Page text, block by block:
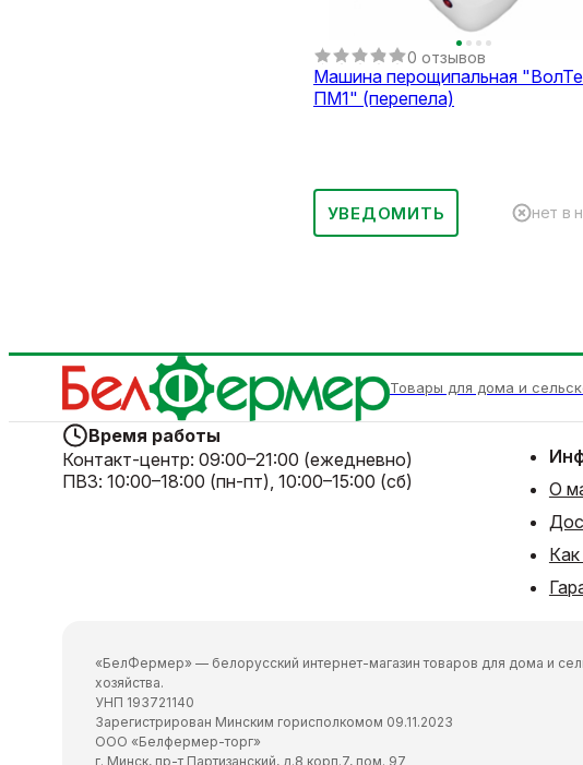
0 отзывов
Машина перощипальная
ПМ1" (перепела)
УВЕДОМИТЬ нет в
Товары для дома и
Время работы
Контакт-центр: 09:00–21:00 (ежедневно)
ПВЗ: 10:00–18:00 (пн-пт), 10:00–15:00 (сб)
О
Как
«БелФермер» — белорусский интернет-магазин товаров для дома и
хозяйства.
УНП 193721140
Зарегистрирован Минским горисполкомом 09.11.2023
ООО «Белфермер-торг»
г. Минск, пр-т Партизанский, д.8 корп.7, пом. 97